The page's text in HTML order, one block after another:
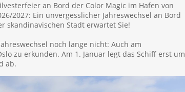
an Bord der Color Magic im Hafen von
2027: Ein unvergesslicher Jahreswechsel an Bord
skandinavischen Stadt erwartet Sie!
noch lange nicht: Auch am
zu erkunden. Am 1. Januar legt das Schiff erst um
ab.